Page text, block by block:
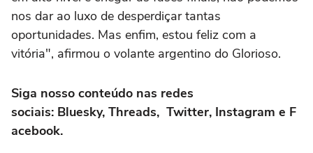
nos dar ao luxo de desperdiçar tantas
oportunidades. Mas enfim, estou feliz com a
vitória", afirmou o volante argentino do Glorioso.
Siga nosso conteúdo nas redes
sociais: Bluesky, Threads, Twitter, Instagram e F
acebook.